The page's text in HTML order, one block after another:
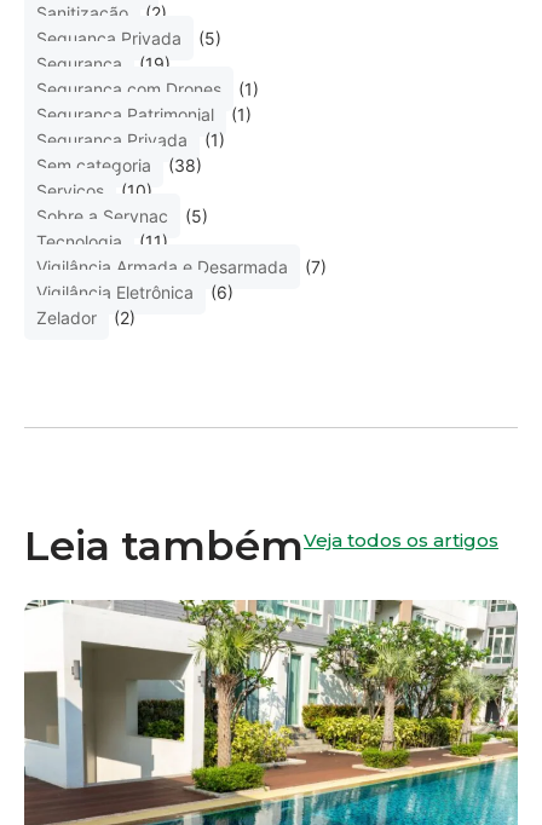
Sanitização
(2)
Seguança Privada
(5)
Segurança
(19)
Segurança com Drones
(1)
Segurança Patrimonial
(1)
Segurança Privada
(1)
Sem categoria
(38)
Serviços
(10)
Sobre a Servnac
(5)
Tecnologia
(11)
Vigilância Armada e Desarmada
(7)
Vigilância Eletrônica
(6)
Zelador
(2)
Leia tambémVeja todos os artigos